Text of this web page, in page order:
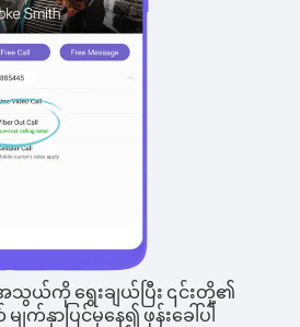
ယ်ကို ရွေးချယ်ပြီး ၎င်းတို့၏
နှာပြင်မှနေ၍ ဖုန်းခေါ်ပါ